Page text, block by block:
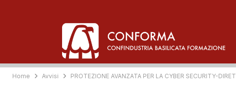
Home Avvisi PROTEZIONE AVANZATA PER LA CYBER SECURITY-